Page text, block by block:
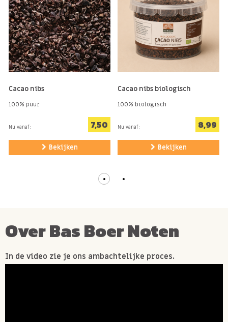
Cacao nibs
100% puur
Nu vanaf: 7,50
Bekijken
Cacao nibs biologisch
100% biologisch
Nu vanaf: 8,99
Bekijken
Over Bas Boer Noten
In de video zie je ons ambachtelijke proces.